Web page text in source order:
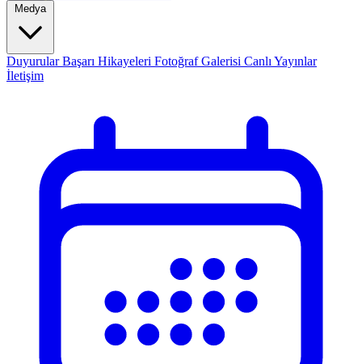
Medya
DuyurularBaşarı Hikayeleri Fotoğraf Galerisi Canlı Yayınlar
İletişim